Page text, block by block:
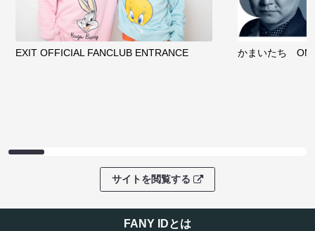
EXIT OFFICIAL FANCLUB ENTRANCE かまいたち
サイトを閲覧する
FANY IDとは